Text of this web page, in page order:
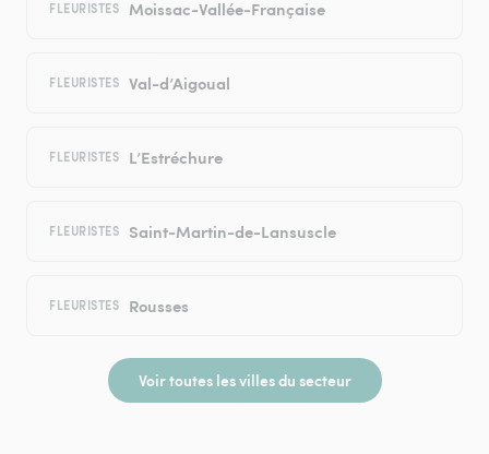
FLEURISTES Moissac-Vallée-Française
FLEURISTES Val-d’Aigoual
FLEURISTES L’Estréchure
FLEURISTES Saint-Martin-de-Lansuscle
FLEURISTES Rousses
Voir toutes les villes du secteur